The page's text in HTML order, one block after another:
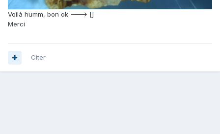
Voilà humm, bon ok ---> []
Merci
Citer